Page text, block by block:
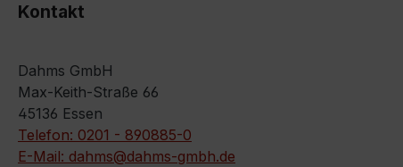
Kontakt
Dahms GmbH
Max-Keith-Straße 66
45136 Essen
Telefon: 0201 - 890885-0
E-Mail: dahms@dahms-gmbh.de